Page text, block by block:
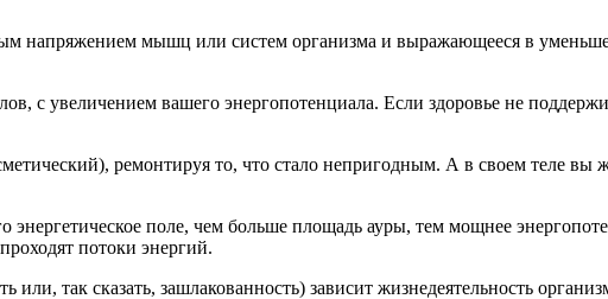
напряжением мышц или систем организма и выражающееся в
с увеличением вашего энергопотенциала. Если здоровье не
ремонтируя то, что стало непригодным. А в своем теле вы
энергетическое поле, чем больше площадь ауры, тем мощнее
потоки энергий.
так сказать, зашлакованность) зависит жизнедеятельность